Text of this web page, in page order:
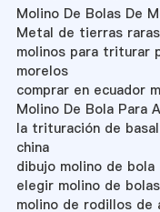
Molino De Bolas De
Metal de tierras
molinos para triturar
morelos
comprar en ecuador
Molino De Bola Para
la trituración de
china
dibujo molino de bola
elegir molino de
molino de rodillos de